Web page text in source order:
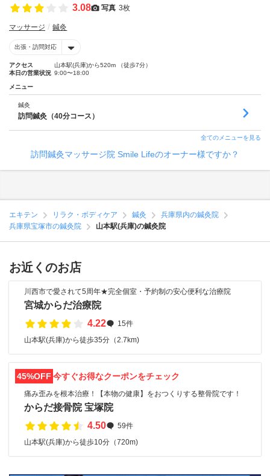
3.08 写真 3枚
マッサージ 鍼灸
出張・訪問対応
アクセス
山本駅(兵庫)から520m （徒歩7分）
本日の営業状況 9:00〜18:00
メニュー
鍼灸
訪問鍼灸（40分コース）
全てのメニューを見る
訪問鍼灸マッサージ院 Smile Lifeのオーナー様ですか？
エキテン リラク・ボディケア 鍼灸
兵庫県内の鍼灸院
兵庫県宝塚市の鍼灸院
山本駅(兵庫)の鍼灸院
お近くのお店
川西市で愛されて5周年★完全個室・予約制の安心便利な治療院
宮城からだ治療院
4.22
15件
山本駅(兵庫)から徒歩35分（2.7km)
45%OFF 今すぐお得なクーポンをチェック
痛み歪みを根本治療！【本物の健康】をおつくりする整骨院です！
からだ接骨院 宝塚院
4.50
59件
山本駅(兵庫)から徒歩10分（720m)